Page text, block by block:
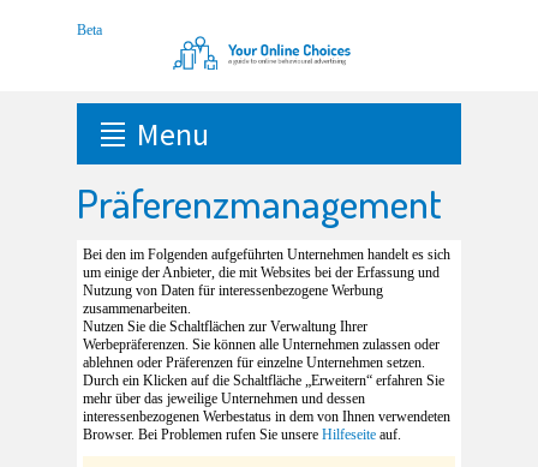
Menu
Präferenzmanagement
Bei den im Folgenden aufgeführten Unternehmen handelt es sich
um einige der Anbieter, die mit Websites bei der Erfassung und
Nutzung von Daten für interessenbezogene Werbung
zusammenarbeiten.
Nutzen Sie die Schaltflächen zur Verwaltung Ihrer
Werbepräferenzen. Sie können alle Unternehmen zulassen oder
ablehnen oder Präferenzen für einzelne Unternehmen setzen.
Durch ein Klicken auf die Schaltfläche „Erweitern“ erfahren Sie
mehr über das jeweilige Unternehmen und dessen
interessenbezogenen Werbestatus in dem von Ihnen verwendeten
Browser. Bei Problemen rufen Sie unsere Hilfeseite auf.